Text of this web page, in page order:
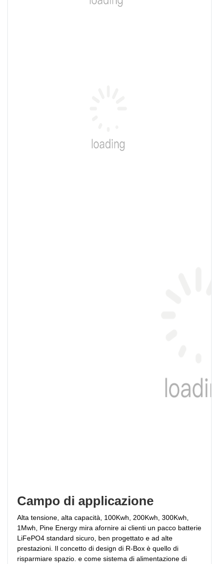
Campo di applicazione
Alta tensione, alta capacità, 100Kwh, 200Kwh, 300Kwh,
1Mwh, Pine Energy mira afornire ai clienti un pacco batterie
LiFePO4 standard sicuro, ben progettato e ad alte
prestazioni. Il concetto di design di R-Box è quello di
risparmiare spazio. e come sistema di alimentazione di